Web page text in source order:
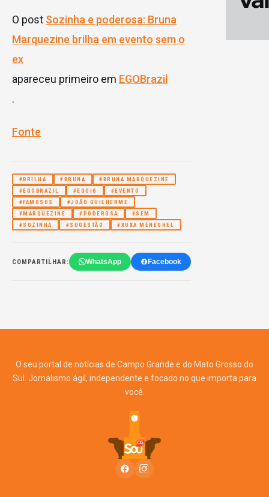
O post Sozinha e poderosa: Bruna
Marquezine brilha em evento sem o
ex
apareceu primeiro em EGOBrazil
.
Fonte
#BRILHA #BRUNA
#BRUNA MARQUEZINE
#EGOBRAZIL
#EGOIG
#EVENTO
#FAMOSOS
#JOÃO GUILHERME
#MARQUEZINE
#PODEROSA
#SEM
#SOZINHA
#SUGESTÃO #XUXA MENEGHEL
COMPARTILHAR: WhatsApp Facebook
O seu portal de notícias de Campo Grande e do Mato Grosso do
Sul. Jornalismo ágil, independente e focado no que importa para
você.